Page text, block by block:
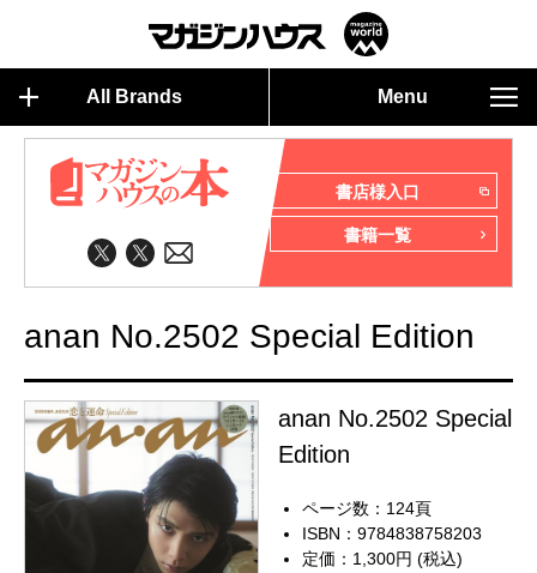
All Brands Menu
書店様入口
書籍一覧
anan No.2502 Special Edition
anan No.2502 Special
Edition
ページ数：124頁
ISBN：9784838758203
定価：1,300円 (税込)